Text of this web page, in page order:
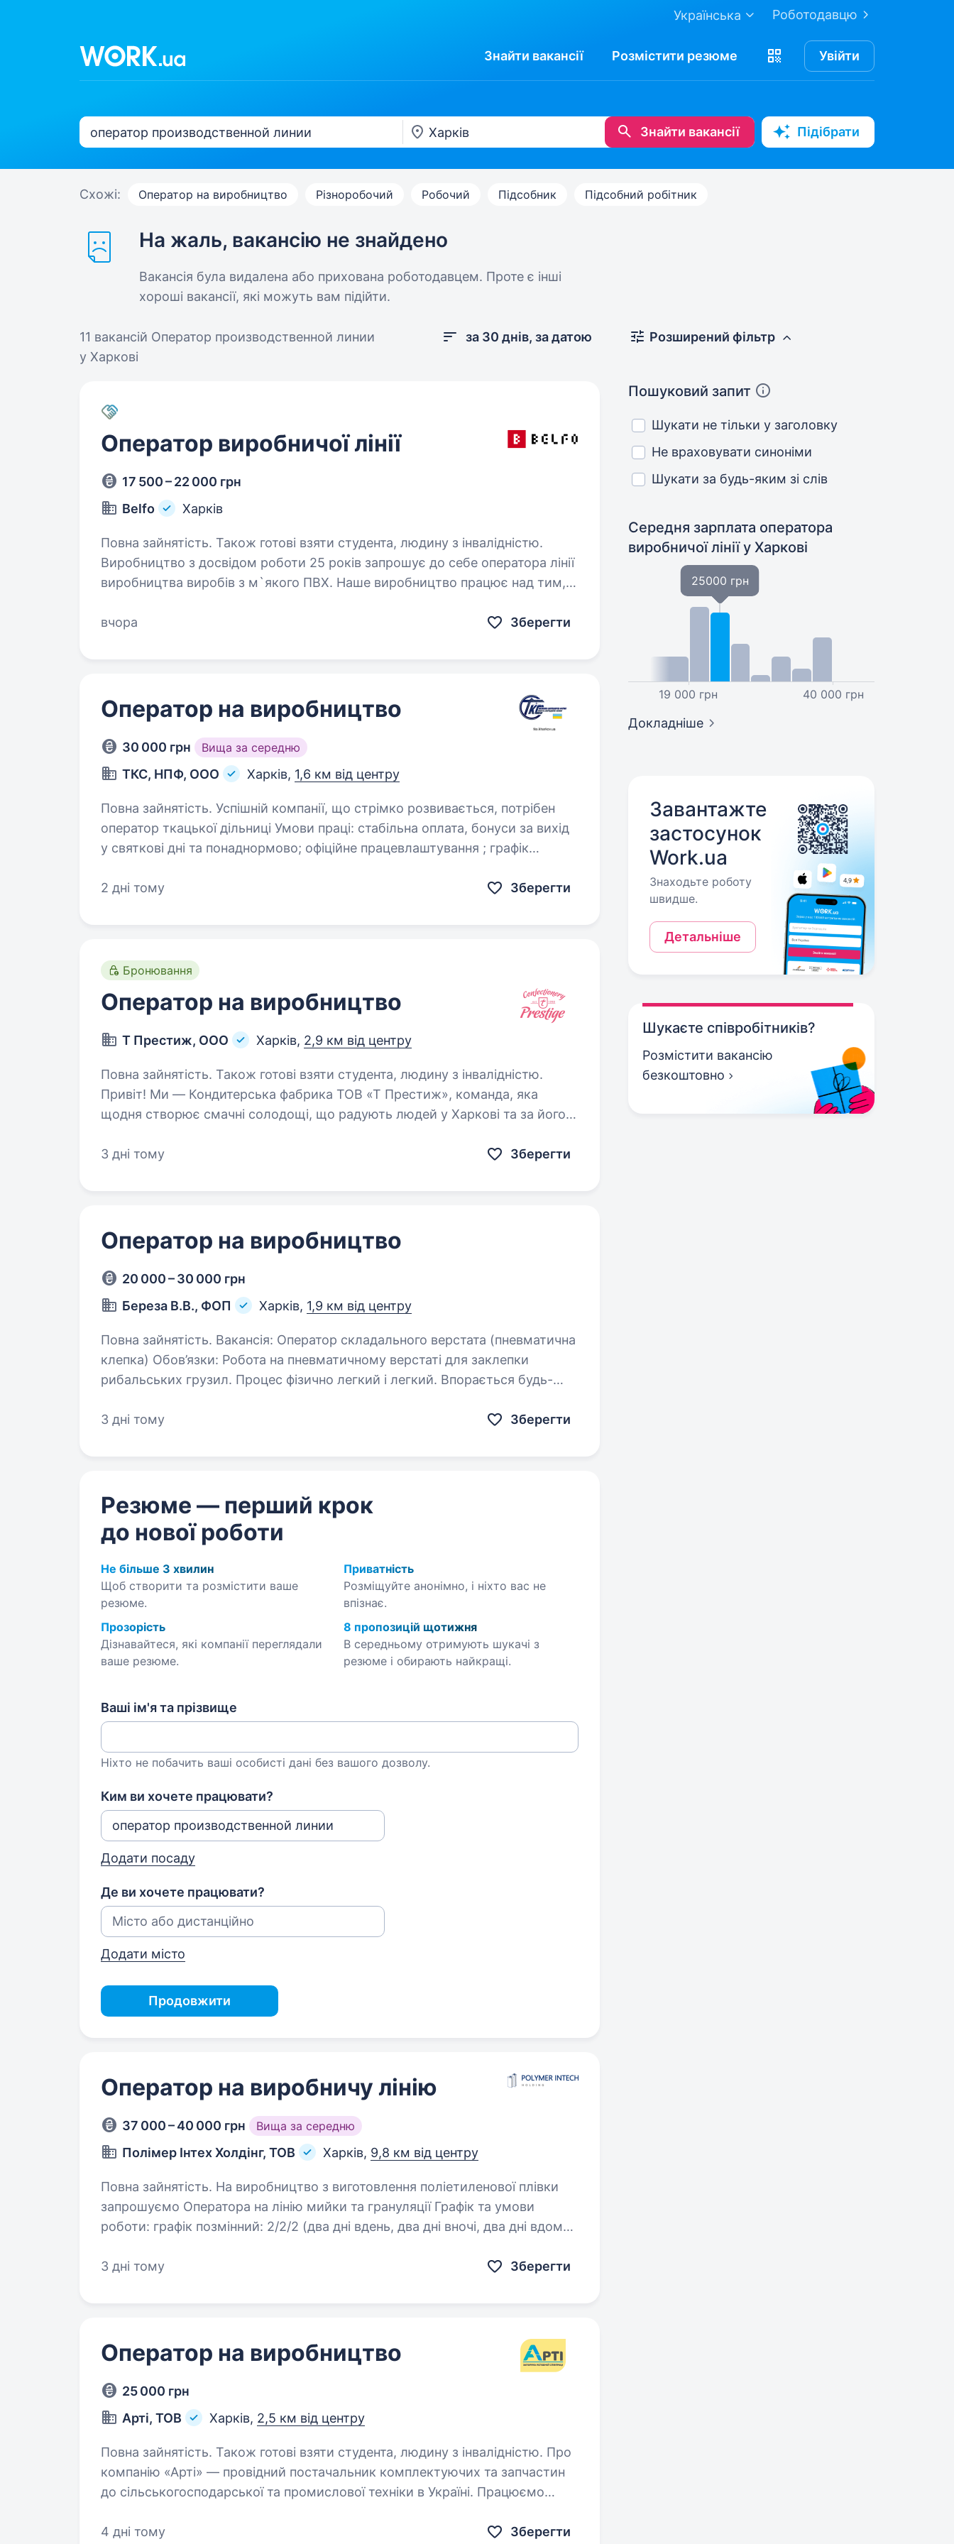
Роботодавцю
Українська
Знайти вакансії Розмістити резюме Увійти
Знайти вакансії Підібрати
Схожі: Оператор на виробництво Різноробочий Робочий Підсобник Підсобний робітник
На жаль, вакансію не знайдено
Вакансія була видалена або прихована роботодавцем. Проте є інші
хороші вакансії, які можуть вам підійти.
11 вакансій Оператор производственной линии
у Харкові
за 30 днів, за датою
Оператор виробничої лінії
17 500 – 22 000 грн
Belfo
Харків
Повна зайнятість. Також готові взяти студента, людину з інвалідністю.
Виробництво з досвідом роботи 25 років запрошує до себе оператора лінії
виробництва виробів з м`якого ПВХ. Наше виробництво працює над тим,
у виробництві…
вчора Зберегти
Оператор на виробництво
30 000 грн Вища за середню
ТКС, НПФ, ООО Харків, 1,6 км від центру
Повна зайнятість. Успішній компанії, що стрімко розвивається, потрібен
оператор ткацької дільниці Умови праці: стабільна оплата, бонуси за вихід
у святкові дні та понаднормово; офіційне працевлаштування ; графік
2 дні тому
Зберегти
Бронювання
Оператор на виробництво
Т Престиж, ООО Харків, 2,9 км від центру
Повна зайнятість. Також готові взяти студента, людину з інвалідністю.
Привіт! Ми — Кондитерська фабрика ТОВ «Т Престиж», команда, яка
щодня створює смачні солодощі, що радують людей у Харкові та за його
на виробництво. Якщо…
3 дні тому Зберегти
Оператор на виробництво
20 000 – 30 000 грн
Береза В.В., ФОП
Харків, 1,9 км від центру
Повна зайнятість. Вакансія: Оператор складального верстата (пневматична
клепка) Обов’язки: Робота на пневматичному верстаті для заклепки
рибальських грузил. Процес фізично легкий і легкий. Впорається будь-
3 дні тому
Зберегти
Резюме — перший крок
до нової роботи
Не більше 3 хвилин
Щоб створити та розмістити ваше
резюме.
Приватність
Розміщуйте анонімно, і ніхто вас не
впізнає.
Прозорість
Дізнавайтеся, які компанії переглядали
ваше резюме.
8 пропозицій щотижня
В середньому отримують шукачі з
резюме і обирають найкращі.
Ваші ім'я та прізвище
Ніхто не побачить ваші особисті дані без вашого дозволу.
Ким ви хочете працювати?
Додати посаду
Де ви хочете працювати?
Додати місто
Продовжити
Оператор на виробничу лінію
37 000 – 40 000 грн Вища за середню
Полімер Інтех Холдінг, ТОВ Харків, 9,8 км від центру
Повна зайнятість. На виробництво з виготовлення поліетиленової плівки
запрошуємо Оператора на лінію мийки та грануляції Графік та умови
роботи: графік позмінний: 2/2/2 (два дні вдень, два дні вночі, два дні вдома),
3 дні тому
Зберегти
Оператор на виробництво
25 000 грн
Арті, ТОВ
Харків, 2,5 км від центру
Повна зайнятість. Також готові взяти студента, людину з інвалідністю. Про
компанію «Арті» — провідний постачальник комплектуючих та запчастин
до сільськогосподарської та промислової техніки в Україні. Працюємо
(штуцерування)…
4 дні тому Зберегти
Розширений фільтр
Пошуковий запит
Шукати не тільки у заголовку
Не враховувати синоніми
Шукати за будь-яким зі слів
Середня зарплата оператора
виробничої лініїу Харкові
19 000 грн
25000 грн
40 000 грн
Докладніше
Завантажте
застосунок
Work.ua
Знаходьте роботу
швидше.
Детальніше
Шукаєте співробітників?
Розмістити вакансію
безкоштовно